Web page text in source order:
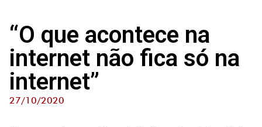
“O que acontece na
internet não fica só na
internet”
27/10/2020